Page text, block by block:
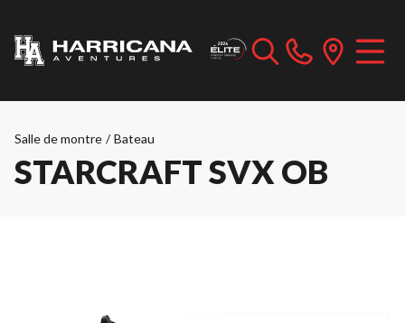
Salle de montre / Bateau
STARCRAFT SVX OB